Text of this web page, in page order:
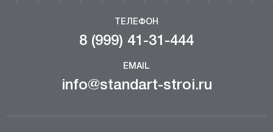
ТЕЛЕФОН
8 (999) 41-31-444
EMAIL
info@standart-stroi.ru